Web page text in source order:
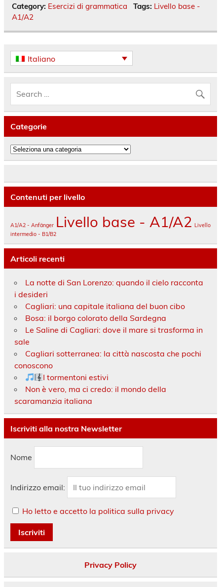
Category: Esercizi di grammatica Tags: Livello base -
A1/A2
Italiano
Categorie
Categorie
Contenuti per livello
A1/A2 - Anfänger Livello base - A1/A2 Livello
intermedio - B1/B2
Articoli recenti
La notte di San Lorenzo: quando il cielo racconta
i desideri
Cagliari: una capitale italiana del buon cibo
Bosa: il borgo colorato della Sardegna
Le Saline di Cagliari: dove il mare si trasforma in
sale
Cagliari sotterranea: la città nascosta che pochi
conoscono
I tormentoni estivi
Non è vero, ma ci credo: il mondo della
scaramanzia italiana
Iscriviti alla nostra Newsletter
Nome
Indirizzo email:
Ho letto e accetto la politica sulla privacy
Privacy Policy